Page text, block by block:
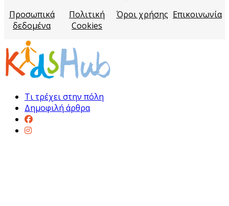
Προσωπικά
δεδομένα
Πολιτική
Cookies
Όροι χρήσης Επικοινωνία
Τι τρέχει στην πόλη
Δημοφιλή άρθρα